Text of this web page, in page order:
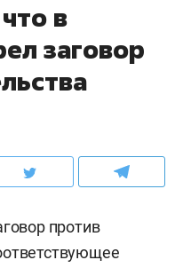
в
заговор
против